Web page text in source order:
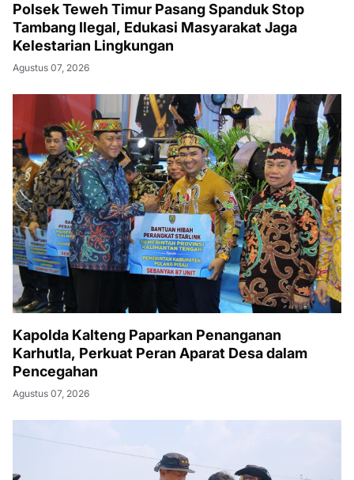
Polsek Teweh Timur Pasang Spanduk Stop
Tambang Ilegal, Edukasi Masyarakat Jaga
Kelestarian Lingkungan
Agustus 07, 2026
Kapolda Kalteng Paparkan Penanganan
Karhutla, Perkuat Peran Aparat Desa dalam
Pencegahan
Agustus 07, 2026